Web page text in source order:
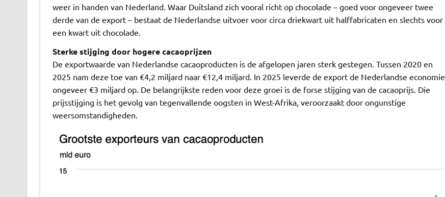
weer in handen van Nederland. Waar Duitsland zich vooral richt op chocolade – goed voor ongeveer twee
derde van de export – bestaat de Nederlandse uitvoer voor circa driekwart uit halffabricaten en slechts voor
een kwart uit chocolade.
Sterke stijging door hogere cacaoprijzen
De exportwaarde van Nederlandse cacaoproducten is de afgelopen jaren sterk gestegen. Tussen 2020 en
2025 nam deze toe van €4,2 miljard naar €12,4 miljard. In 2025 leverde de export de Nederlandse economie
ongeveer €3 miljard op. De belangrijkste reden voor deze groei is de forse stijging van de cacaoprijs. Die
prijsstijging is het gevolg van tegenvallende oogsten in West-Afrika, veroorzaakt door ongunstige
weersomstandigheden.